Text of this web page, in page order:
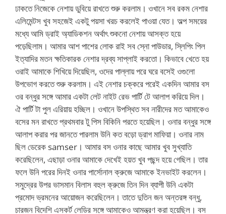
ঢাকতে নিজেকে নেশায় ডুবিয়ে রাখতে শুরু করলাম। ওখানে সব রকম নেশার
এলিমেন্টস খুব সহজেই একটু পয়সা খরচ করলেই পাওয়া যেত। অল্প সময়ের
মধ্যে আমি ড্রাই অ্যাডিকশন অর্থাৎ শুকনো নেশায় আসক্ত হয়ে
পড়েছিলাম। আমার আশ পাশের লোক রাই সব স্নো পাউডার, স্লিপিং পিল
ইত্যাদির মতন ক্ষতিকারক নেশার দ্রব্য সাপ্লাই করতো। কিভাবে খেতে হয়
ওরাই আমাকে শিখিয়ে দিয়েছিল, ওদের পাল্লায় পরে ঘরে বসেই ওগুলো
উপভোগ করতে শুরু করলাম। এই নেশার চক্করে পরেই একদিন আমার বস
ওর বন্ধুর সঙ্গে আমার একটা লেট নাইট রেভ পার্টি টে আলাপ করিয়ে দিল।
ঐ পার্টি টা পুল এরিয়ায় হচ্ছিল। ওখানে উপস্থিত সব নারীদের মত আমাকেও
বসের মন রাখতে প্রথমবার টু পিস বিকিনি পরতে হয়েছিল। ওনার বন্ধুর সঙ্গে
আলাপ করার পর জানতে পারলাম উনি কত বড়ো ড্রাগ মাফিয়া। ওনার নাম
ছিল ডেরেক samser। আমার বস ওনার কাছে আমার খুব সুখ্যাতি
করেছিলেন, এছাড়া ওনার আমাকে দেখেই হয়ত খুব পছন্দ হয়ে গেছিল। তার
ফলে উনি পরের দিনই ওনার পার্সোনাল ক্রুজে আমাকে ইনভাইট করলেন।
সমুদ্রের উপর ভাসমান বিলাস বহুল ক্রুজে তিন দিন ব্যাপী উনি একটা
প্রমোদ ভ্রমনের আয়োজন করেছিলেন। তাতে দুতিন জন অন্তরঙ্গ বন্ধু,
চারজন বিদেশি এসকর্ট লেডির সঙ্গে আমাকেও আমন্ত্রণ করা হয়েছিল। বস